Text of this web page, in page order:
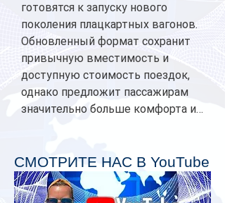
готовятся к запуску нового
поколения плацкартных вагонов.
Обновленный формат сохранит
привычную вместимость и
доступную стоимость поездок,
однако предложит пассажирам
значительно больше комфорта и
планируется начать в 2027 году.
Одним из главных нововведений
станут индивидуальные шторки у
СМОТРИТЕ НАС В YouTube